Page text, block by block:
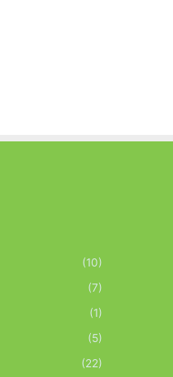
(10)
(7)
(1)
(5)
(22)